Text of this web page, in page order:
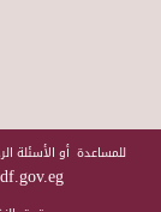
للمساعدة أو الأسئلة